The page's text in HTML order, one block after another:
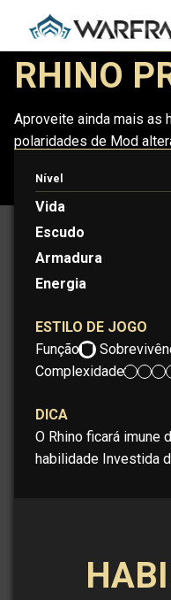
RHINO
Aproveite ainda mais as
polaridades de Mod
Nível
Vida
Escudo
Armadura
Energia
ESTILO DE JOGO
Função:
Complexidade:
DICA
O Rhino ficará imune
habilidade Investida